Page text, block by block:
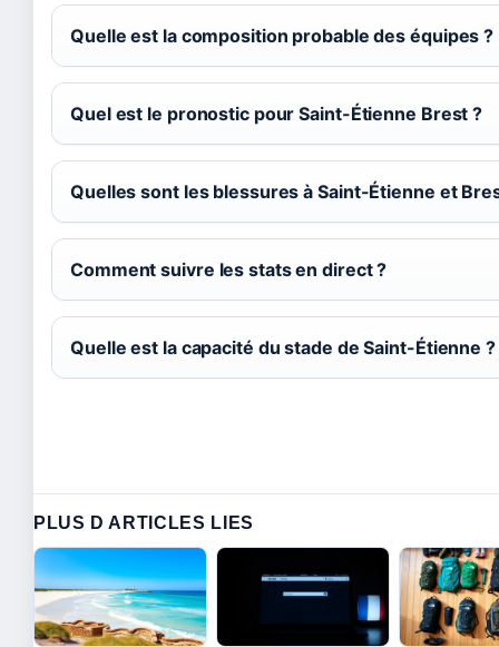
Quelle est la composition probable des équipes ?
Quel est le pronostic pour Saint-Étienne Brest ?
Quelles sont les blessures à Saint-Étienne et
Comment suivre les stats en direct ?
Quelle est la capacité du stade de Saint-Étienne ?
PLUS D ARTICLES LIES